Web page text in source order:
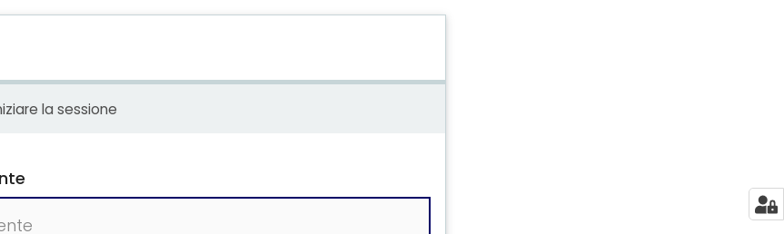
la sessione